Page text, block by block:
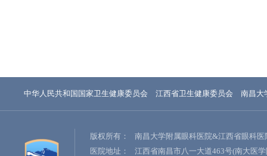
中华人民共和国国家卫生健康委员会 江西省卫生健康委员会 南昌大
版权所有：
南昌大学附属眼科医院&江西省眼科医
医院地址：
江西省南昌市八一大道463号(南大医